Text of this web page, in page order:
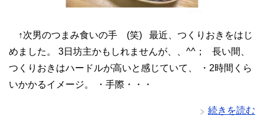
↑次男のつまみ食いの手 (笑) 最近、つくりおきをはじ
めました。 3日坊主かもしれませんが、、^^； 長い間、
つくりおきはハードルが高いと感じていて、 ・2時間くら
いかかるイメージ。 ・手際・・・
続きを読む